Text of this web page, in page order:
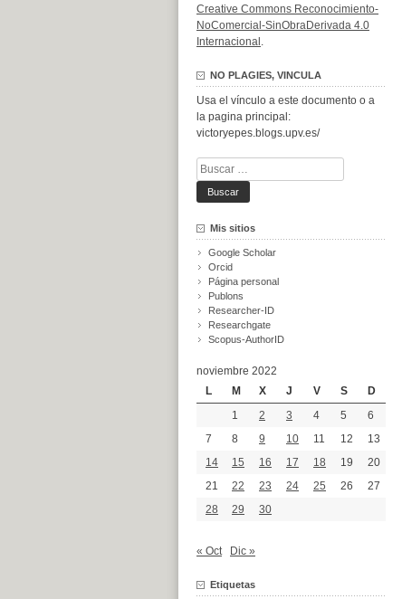
Creative Commons Reconocimiento-
NoComercial-SinObraDerivada 4.0
Internacional .
NO PLAGIES, VINCULA
Usa el vínculo a este documento o a
la pagina principal:
victoryepes.blogs.upv.es/
Buscar:
Mis sitios
Google Scholar
Orcid
Página personal
Publons
Researcher-ID
Researchgate
Scopus-AuthorID
noviembre 2022
L
M X J V S
D
1
2 3 4 5
6
7
8 9 10 11 12
13
14
15 16 17 18 19
20
21
22 23 24 25 26
27
28
29 30
« Oct Dic »
Etiquetas